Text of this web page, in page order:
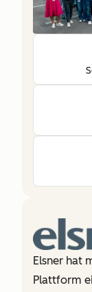
Elsner hat
Plattform